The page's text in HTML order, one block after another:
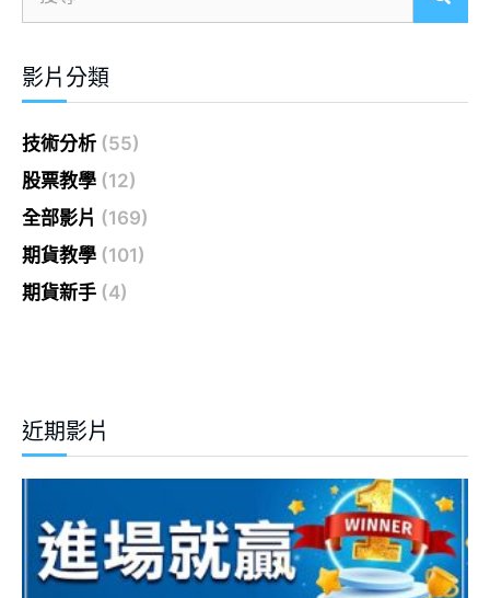
影片分類
技術分析 (55)
股票教學 (12)
全部影片 (169)
期貨教學 (101)
期貨新手 (4)
近期影片